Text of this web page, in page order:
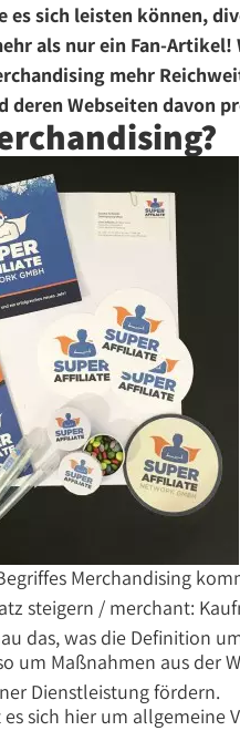
es sich leisten können,
als nur ein Fan-Artikel!
mehr
deren Webseiten davon
Merchandising
steigern / merchant:
das, was die Definition
um Maßnahmen aus der
Dienstleistung fördern.
sich hier um allgemeine